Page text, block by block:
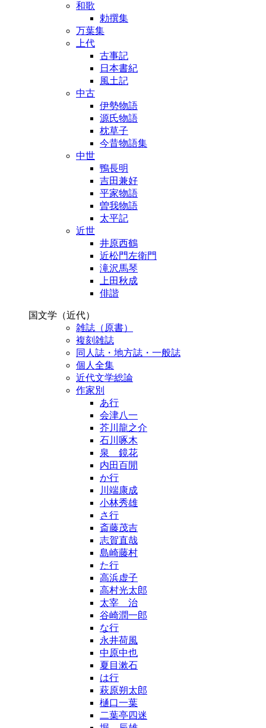
和歌
勅撰集
万葉集
上代
古事記
日本書紀
風土記
中古
伊勢物語
源氏物語
枕草子
今昔物語集
中世
鴨長明
吉田兼好
平家物語
曽我物語
太平記
近世
井原西鶴
近松門左衛門
滝沢馬琴
上田秋成
俳諧
国文学（近代）
雑誌（原書）
複刻雑誌
同人誌・地方誌・一般誌
個人全集
近代文学総論
作家別
あ行
会津八一
芥川龍之介
石川啄木
泉 鏡花
内田百閒
か行
川端康成
小林秀雄
さ行
斎藤茂吉
志賀直哉
島崎藤村
た行
高浜虚子
高村光太郎
太宰 治
谷崎潤一郎
な行
永井荷風
中原中也
夏目漱石
は行
萩原朔太郎
樋口一葉
二葉亭四迷